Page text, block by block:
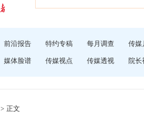
前沿报告 特约专稿 每月调查 传媒
媒体脸谱 传媒视点 传媒透视 院长
> 正文